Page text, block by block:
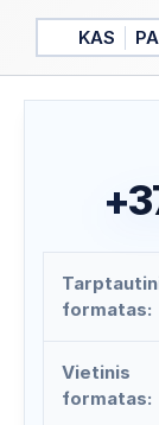
Pereiti
turinio
KAS
formatas:
Vietinis
formatas: